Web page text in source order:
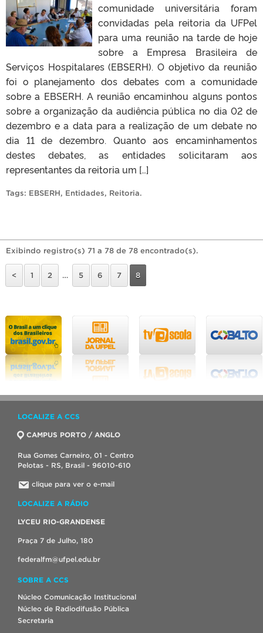
comunidade universitária foram
convidadas pela reitoria da UFPel
para uma reunião na tarde de hoje
sobre a Empresa Brasileira de
Serviços Hospitalares (EBSERH). O objetivo da reunião
foi o planejamento dos debates com a comunidade
sobre a EBSERH. A reunião encaminhou alguns pontos
sobre a organização da audiência pública no dia 02 de
dezembro e a data para a realização de um debate no
dia 11 de dezembro. Quanto aos encaminhamentos
destes debates, as entidades solicitaram aos
representantes da reitoria um […]
Tags: EBSERH, Entidades, Reitoria.
Exibindo registro(s) 71 a 78 de 78 encontrado(s).
< 1 2 … 5 6 7 8
LOCALIZE A CCS
CAMPUS PORTO / ANGLO
Rua Gomes Carneiro, 01 - Centro
Pelotas - RS, Brasil - 96010-610
clique para ver o e-mail
LOCALIZE A RÁDIO
LYCEU RIO-GRANDENSE
Praça 7 de Julho, 180
federalfm@ufpel.edu.br
SOBRE A CCS
Núcleo Comunicação Institucional
Núcleo de Radiodifusão Pública
Secretaria